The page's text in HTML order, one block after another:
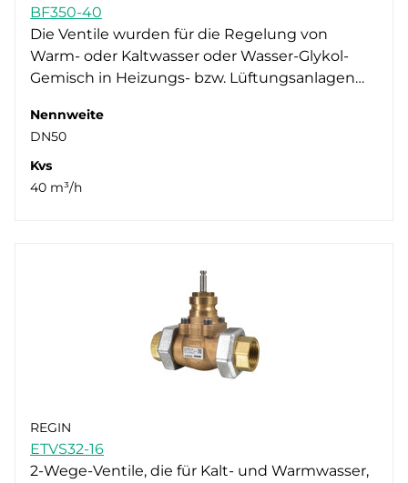
BF350-40
Die Ventile wurden für die Regelung von
Warm- oder Kaltwasser oder Wasser-Glykol-
Gemisch in Heizungs- bzw. Lüftungsanlagen…
Nennweite
DN50
Kvs
40 m³/h
REGIN
ETVS32-16
2-Wege-Ventile, die für Kalt- und Warmwasser,